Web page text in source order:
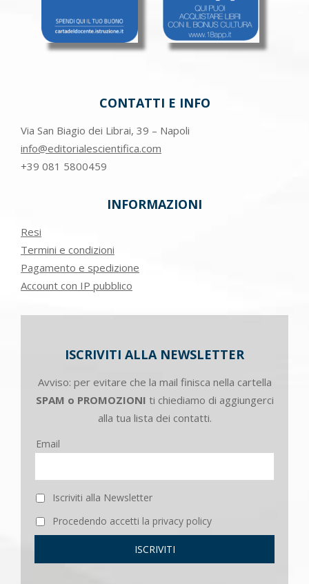
CONTATTI E INFO
Via San Biagio dei Librai, 39 – Napoli
info@editorialescientifica.com
+39 081 5800459
INFORMAZIONI
Resi
Termini e condizioni
Pagamento e spedizione
Account con IP pubblico
ISCRIVITI ALLA NEWSLETTER
Avviso: per evitare che la mail finisca nella cartella
SPAM o PROMOZIONI ti chiediamo di aggiungerci
alla tua lista dei contatti.
Email
Iscriviti alla Newsletter
Procedendo accetti la privacy policy